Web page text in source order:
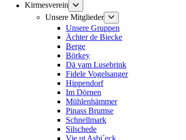
Kirmesverein
Untermenü
anzeigen
Unsere Mitglieder
anzeigen
Unsere Gruppen
Ächter de Biecke
Berge
Börkey
Dä vam Lusebrink
Fidele Vogelsanger
Hippendorf
Im Dörnen
Mühlenhämmer
Pinass Brumse
Schnellmark
Silschede
Vie ut Asbi´eck